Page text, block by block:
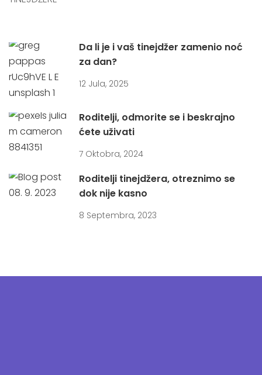
Da li je i vaš tinejdžer zamenio noć
za dan?
12 Jula, 2025
Roditelji, odmorite se i beskrajno
ćete uživati
7 Oktobra, 2024
Roditelji tinejdžera, otreznimo se
dok nije kasno
8 Septembra, 2023